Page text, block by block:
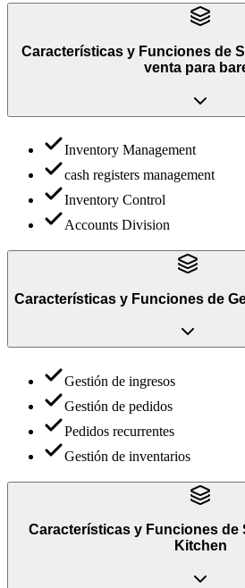
Características y Funciones de
venta para
Inventory Management
cash registers management
Inventory Control
Accounts Division
Características y Funciones de
Gestión de ingresos
Gestión de pedidos
Pedidos recurrentes
Gestión de inventarios
Características y Funciones de
Kitchen